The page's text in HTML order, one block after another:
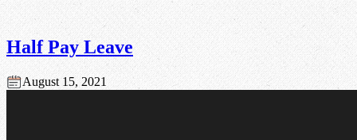
Half Pay Leave
August 15, 2021